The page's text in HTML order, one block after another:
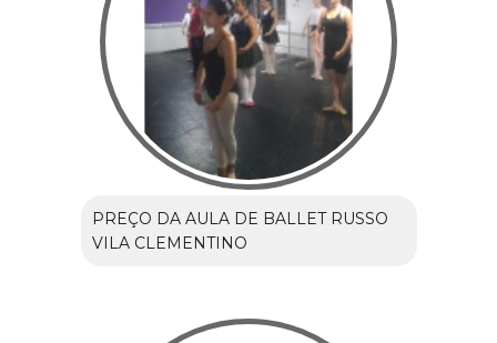
PREÇO DA AULA DE BALLET RUSSO
VILA CLEMENTINO